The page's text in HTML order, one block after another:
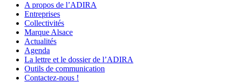
A propos de l’ADIRA
Entreprises
Collectivités
Marque Alsace
Actualités
Agenda
La lettre et le dossier de l’ADIRA
Outils de communication
Contactez-nous !